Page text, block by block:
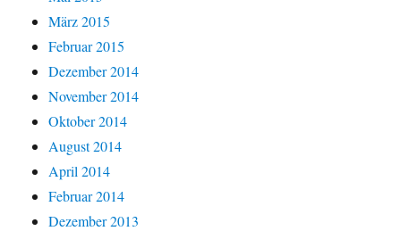
März 2015
Februar 2015
Dezember 2014
November 2014
Oktober 2014
August 2014
April 2014
Februar 2014
Dezember 2013